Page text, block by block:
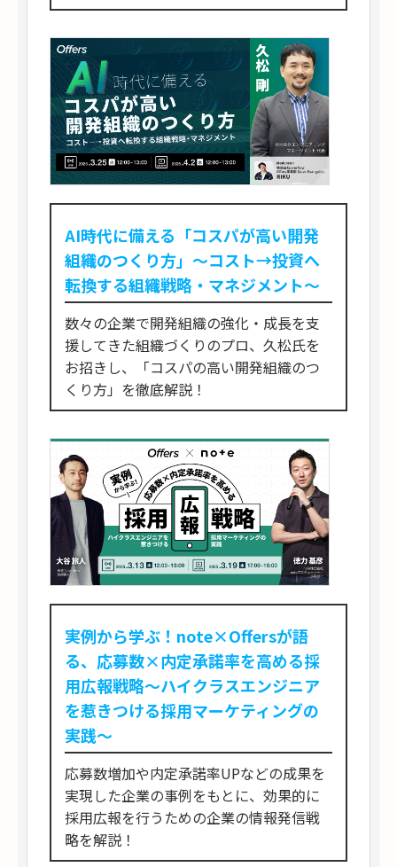
AI時代に備える「コスパが高い開発
組織のつくり方」〜コスト→投資へ
転換する組織戦略・マネジメント〜
数々の企業で開発組織の強化・成長を支
援してきた組織づくりのプロ、久松氏を
お招きし、「コスパの高い開発組織のつ
くり方」を徹底解説！
実例から学ぶ！note×Offersが語
る、応募数×内定承諾率を高める採
用広報戦略～ハイクラスエンジニア
を惹きつける採用マーケティングの
実践～
応募数増加や内定承諾率UPなどの成果を
実現した企業の事例をもとに、効果的に
採用広報を行うための企業の情報発信戦
略を解説！